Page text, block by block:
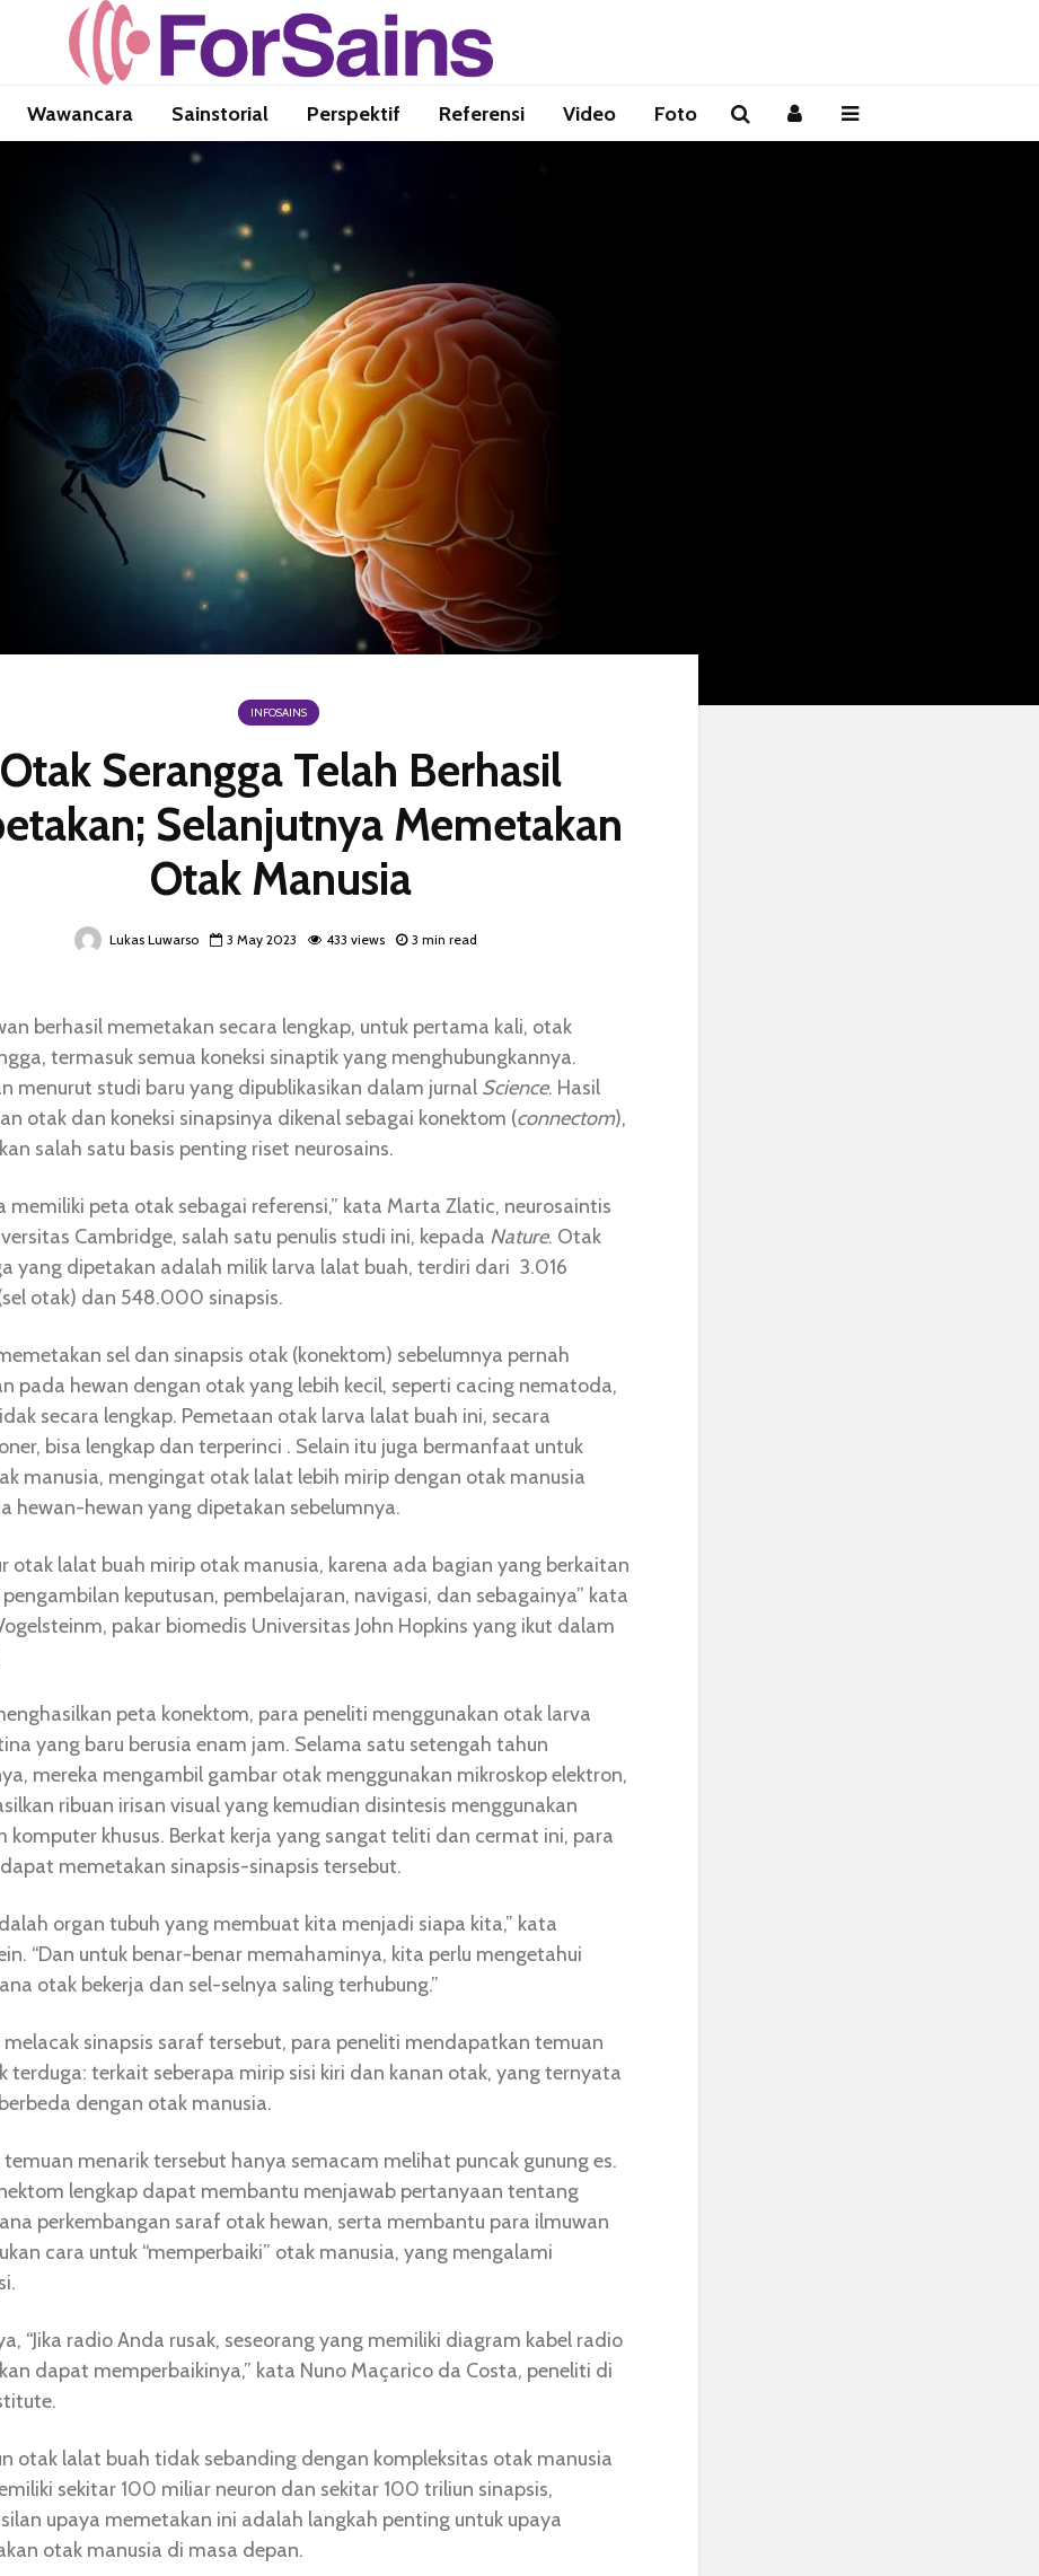
Wawancara Sainstorial Perspektif Referensi Video Foto
INFOSAINS
Otak Serangga Telah Berhasil
Selanjutnya Memetakan
Otak Manusia
Lukas Luwarso 3 May 2023 433 views 3 min read
berhasil memetakan secara lengkap, untuk pertama kali, otak
termasuk semua koneksi sinaptik yang menghubungkannya.
menurut studi baru yang dipublikasikan dalam jurnal Science. Hasil
otak dan koneksi sinapsinya dikenal sebagai konektom (connectom),
salah satu basis penting riset neurosains.
memiliki peta otak sebagai referensi,” kata Marta Zlatic, neurosaintis
Cambridge, salah satu penulis studi ini, kepada Nature. Otak
yang dipetakan adalah milik larva lalat buah, terdiri dari 3.016
otak) dan 548.000 sinapsis.
sel dan sinapsis otak (konektom) sebelumnya pernah
pada hewan dengan otak yang lebih kecil, seperti cacing nematoda,
secara lengkap. Pemetaan otak larva lalat buah ini, secara
bisa lengkap dan terperinci . Selain itu juga bermanfaat untuk
manusia, mengingat otak lalat lebih mirip dengan otak manusia
hewan-hewan yang dipetakan sebelumnya.
otak lalat buah mirip otak manusia, karena ada bagian yang berkaitan
keputusan, pembelajaran, navigasi, dan sebagainya” kata
pakar biomedis Universitas John Hopkins yang ikut dalam
peta konektom, para peneliti menggunakan otak larva
yang baru berusia enam jam. Selama satu setengah tahun
mereka mengambil gambar otak menggunakan mikroskop elektron,
ribuan irisan visual yang kemudian disintesis menggunakan
komputer khusus. Berkat kerja yang sangat teliti dan cermat ini, para
memetakan sinapsis-sinapsis tersebut.
organ tubuh yang membuat kita menjadi siapa kita,” kata
“Dan untuk benar-benar memahaminya, kita perlu mengetahui
otak bekerja dan sel-selnya saling terhubung.”
melacak sinapsis saraf tersebut, para peneliti mendapatkan temuan
terduga: terkait seberapa mirip sisi kiri dan kanan otak, yang ternyata
dengan otak manusia.
temuan menarik tersebut hanya semacam melihat puncak gunung es.
lengkap dapat membantu menjawab pertanyaan tentang
perkembangan saraf otak hewan, serta membantu para ilmuwan
cara untuk “memperbaiki” otak manusia, yang mengalami
“Jika radio Anda rusak, seseorang yang memiliki diagram kabel radio
dapat memperbaikinya,” kata Nuno Maçarico da Costa, peneliti di
otak lalat buah tidak sebanding dengan kompleksitas otak manusia
sekitar 100 miliar neuron dan sekitar 100 triliun sinapsis,
upaya memetakan ini adalah langkah penting untuk upaya
otak manusia di masa depan.